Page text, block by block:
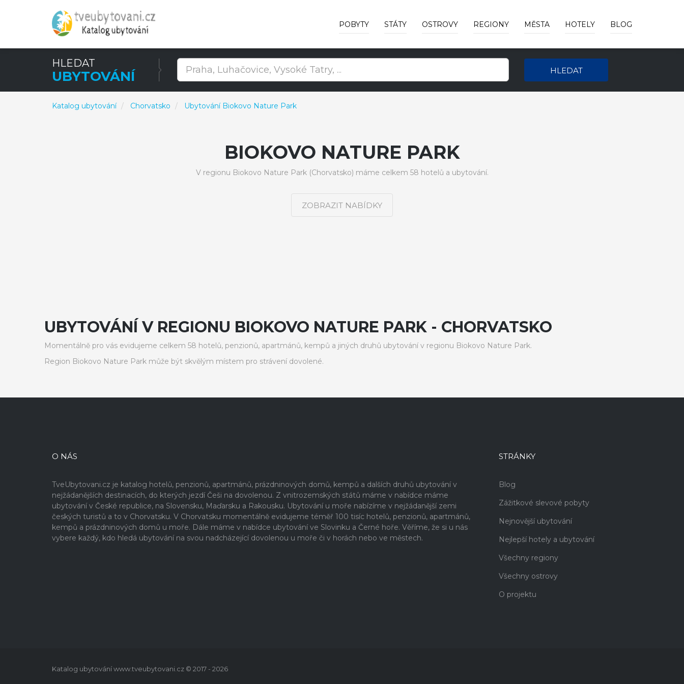
POBYTY STÁTY OSTROVY REGIONY MĚSTA HOTELY BLOG
HLEDAT
UBYTOVÁNÍ HLEDAT
Katalog ubytování Chorvatsko Ubytování Biokovo Nature Park
BIOKOVO NATURE PARK
V regionu Biokovo Nature Park (Chorvatsko) máme celkem 58 hotelů a ubytování.
ZOBRAZIT NABÍDKY
UBYTOVÁNÍ V REGIONU BIOKOVO NATURE PARK - CHORVATSKO
Momentálně pro vás evidujeme celkem 58 hotelů, penzionů, apartmánů, kempů a jiných druhů ubytování v regionu Biokovo Nature Park.
Region Biokovo Nature Park může být skvělým místem pro strávení dovolené.
O NÁS
TveUbytovani.cz je katalog hotelů, penzionů, apartmánů, prázdninových domů, kempů a dalších druhů ubytování v
nejžádanějších destinacích, do kterých jezdí Češi na dovolenou. Z vnitrozemských států máme v nabídce máme
ubytování v České republice, na Slovensku, Maďarsku a Rakousku. Ubytování u moře nabízíme v nejžádanější zemi
českých turistů a to v Chorvatsku. V Chorvatsku momentálně evidujeme téměř 100 tisíc hotelů, penzionů, apartmánů,
kempů a prázdninových domů u moře. Dále máme v nabídce ubytování ve Slovinku a Černé hoře. Věříme, že si u nás
vybere každý, kdo hledá ubytování na svou nadcházející dovolenou u moře či v horách nebo ve městech.
STRÁNKY
Blog
Zážitkové slevové pobyty
Nejnovější ubytování
Nejlepší hotely a ubytování
Všechny regiony
Všechny ostrovy
O projektu
Katalog ubytování www.tveubytovani.cz © 2017 - 2026